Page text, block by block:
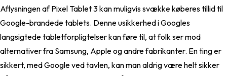
Aflysningen af Pixel Tablet 3 kan muligvis svække køberes tillid til
Google-brandede tablets. Denne usikkerhed i Googles
langsigtede tabletforpligtelser kan føre til, at folk ser mod
alternativer fra Samsung, Apple og andre fabrikanter. En ting er
sikkert, med Google ved tavlen, kan man aldrig være helt sikker